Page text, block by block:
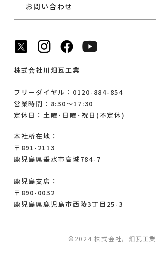
お問い合わせ
株式会社川畑瓦工業
フリーダイヤル：0120-884-854
営業時間：8:30～17:30
定休日：土曜･日曜･祝日(不定休)
本社所在地：
〒891-2113
鹿児島県垂水市高城784-7
鹿児島支店：
〒890-0032
鹿児島県鹿児島市西陵3丁目25-3
©2024 株式会社川畑瓦工業